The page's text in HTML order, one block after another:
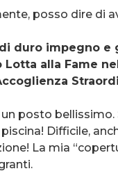
posso dire di
duro impegno
Lotta alla Fame
un posto
piscina! Difficile,
La mia